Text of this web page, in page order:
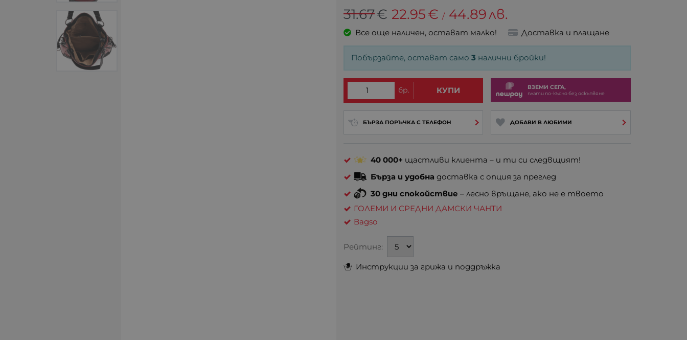
31.67€ 22.95€ / 44.89лв.
Все още наличен, остават малко! Доставка и плащане
Инструкции за грижа и поддръжка
Побързайте, остават само3 налични бройки!
бр. КУПИ ВЗЕМИ СЕГА,
плати по-късно без оскъпвяне
БЪРЗА ПОРЪЧКА С ТЕЛЕФОН ДОБАВИ В ЛЮБИМИ
40 000+ щастливи клиента – и ти си следвщият!
Бърза и удобна доставка с опция за преглед
30 дни спокойствие – лесно връщане, ако не е твоето
ГОЛЕМИ И СРЕДНИ ДАМСКИ ЧАНТИ
Bagso
Рейтинг: